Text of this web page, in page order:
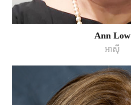
Ann Low
អាស៊ី